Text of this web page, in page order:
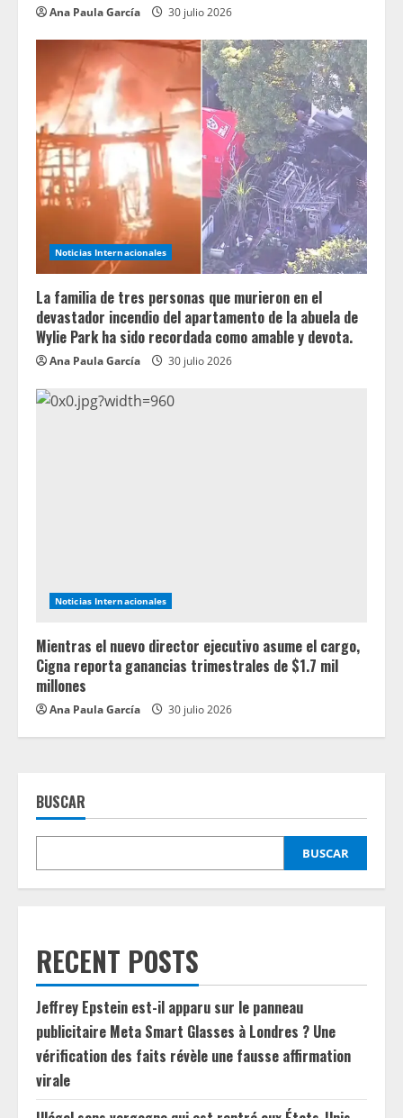
Ana Paula García 30 julio 2026
Noticias Internacionales
La familia de tres personas que murieron en el
devastador incendio del apartamento de la abuela de
Wylie Park ha sido recordada como amable y devota.
Ana Paula García 30 julio 2026
Noticias Internacionales
Mientras el nuevo director ejecutivo asume el cargo,
Cigna reporta ganancias trimestrales de $1.7 mil
millones
Ana Paula García 30 julio 2026
BUSCAR
BUSCAR
RECENT POSTS
Jeffrey Epstein est-il apparu sur le panneau
publicitaire Meta Smart Glasses à Londres ? Une
vérification des faits révèle une fausse affirmation
virale